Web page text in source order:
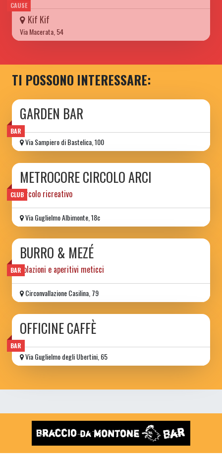
CAUSE
Kif Kif
Via Macerata, 54
TI POSSONO INTERESSARE:
BAR
GARDEN BAR
Via Sampiero di Bastelica, 100
CLUB
METROCORE CIRCOLO ARCI
circolo ricreativo
Via Guglielmo Albimonte, 18c
BAR
BURRO & MEZÉ
colazioni e aperitivi meticci
Circonvallazione Casilina, 79
BAR
OFFICINE CAFFÈ
Via Guglielmo degli Ubertini, 65